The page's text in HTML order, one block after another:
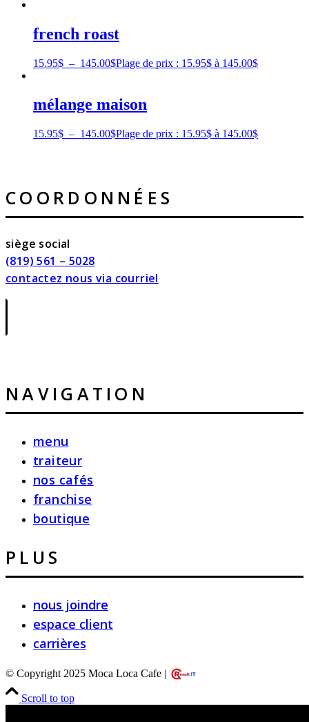
french roast
15.95$ – 145.00$Plage de prix : 15.95$ à 145.00$
mélange maison
15.95$ – 145.00$Plage de prix : 15.95$ à 145.00$
COORDONNÉES
siège social
(819) 561 – 5028
contactez nous via courriel
NAVIGATION
menu
traiteur
nos cafés
franchise
boutique
PLUS
nous joindre
espace client
carrières
© Copyright 2025 Moca Loca Cafe |
Scroll to top